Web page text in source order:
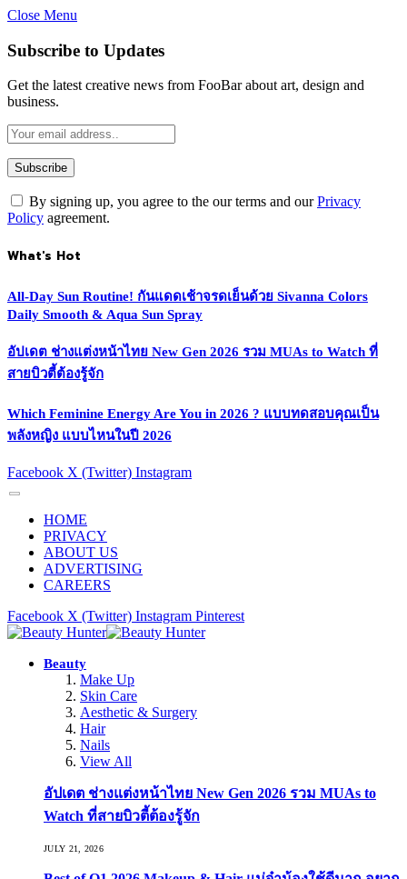
Close Menu
Subscribe to Updates
Get the latest creative news from FooBar about art, design and
business.
By signing up, you agree to the our terms and ourPrivacy
Policy agreement.
What's Hot
All-Day Sun Routine! กันแดดเช้าจรดเย็นด้วย Sivanna Colors
Daily Smooth & Aqua Sun Spray
อัปเดต ช่างแต่งหน้าไทย New Gen 2026 รวม MUAs to Watch ที่
สายบิวตี้ต้องรู้จัก
Which Feminine Energy Are You in 2026 ? แบบทดสอบคุณเป็น
พลังหญิง แบบไหนในปี 2026
Facebook X (Twitter) Instagram
HOME
PRIVACY
ABOUT US
ADVERTISING
CAREERS
Facebook X (Twitter) Instagram Pinterest
Beauty
Make Up
Skin Care
Aesthetic & Surgery
Hair
Nails
View All
อัปเดต ช่างแต่งหน้าไทย New Gen 2026 รวม MUAs to
Watch ที่สายบิวตี้ต้องรู้จัก
JULY 21, 2026